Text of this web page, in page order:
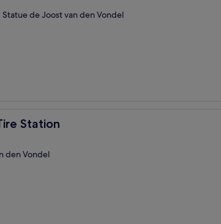
de Joost van den Vondel
Station
den Vondel